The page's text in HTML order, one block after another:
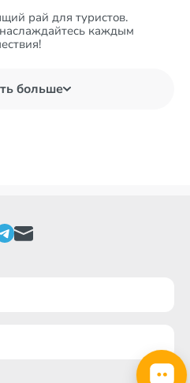
рай для туристов.
каждым
больше